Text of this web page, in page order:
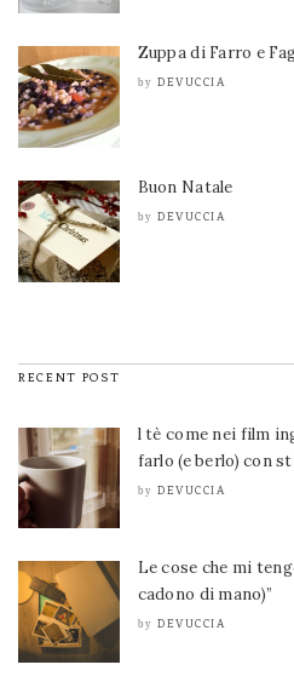
Zuppa di Farro e
by DEVUCCIA
Buon Natale
by DEVUCCIA
RECENT POST
l tè come nei film
farlo (e berlo) con
by DEVUCCIA
Le cose che mi
cadono di mano)”
by DEVUCCIA